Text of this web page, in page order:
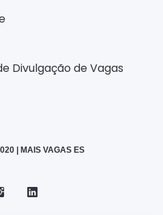
Divulgação de Vagas
| MAIS VAGAS ES
Instagram
Telegram
LinkedIn